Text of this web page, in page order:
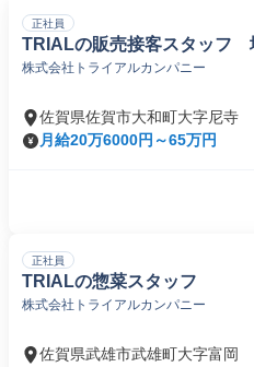
正社員
TRIALの販売接客スタッフ
株式会社トライアルカンパニー
佐賀県佐賀市大和町大字尼寺
月給20万6000円～65万円
正社員
TRIALの惣菜スタッフ
株式会社トライアルカンパニー
佐賀県武雄市武雄町大字富岡